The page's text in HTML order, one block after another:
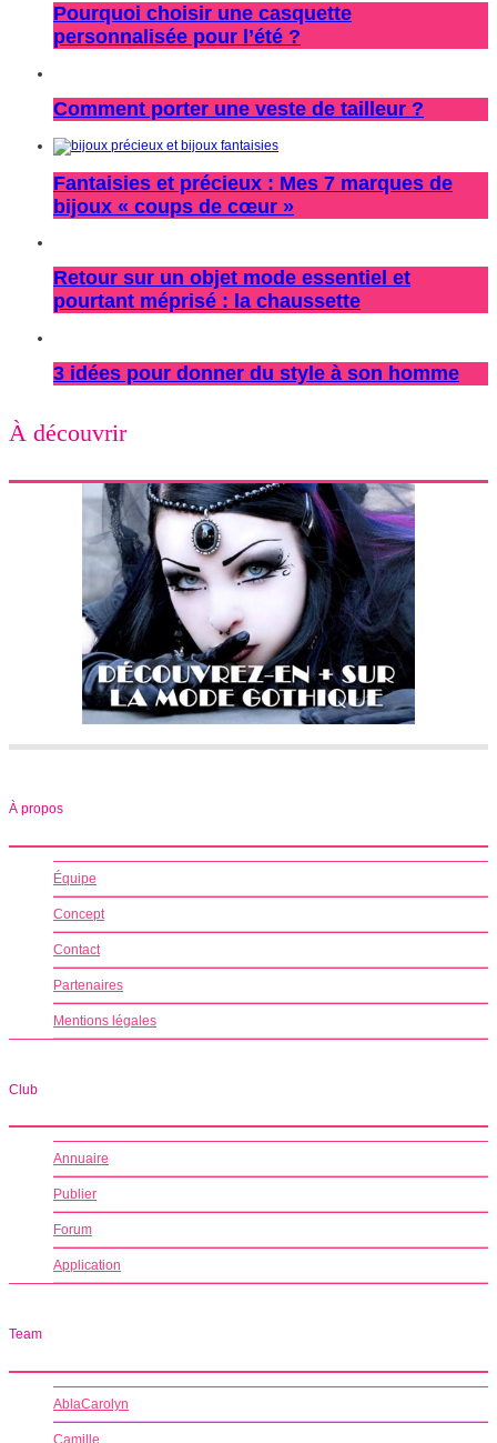
Pourquoi choisir une casquette
personnalisée pour l’été ?
Comment porter une veste de tailleur ?
Fantaisies et précieux : Mes 7 marques de
bijoux « coups de cœur »
Retour sur un objet mode essentiel et
pourtant méprisé : la chaussette
3 idées pour donner du style à son homme
À découvrir
À propos
Équipe
Concept
Contact
Partenaires
Mentions légales
Club
Annuaire
Publier
Forum
Application
Team
AblaCarolyn